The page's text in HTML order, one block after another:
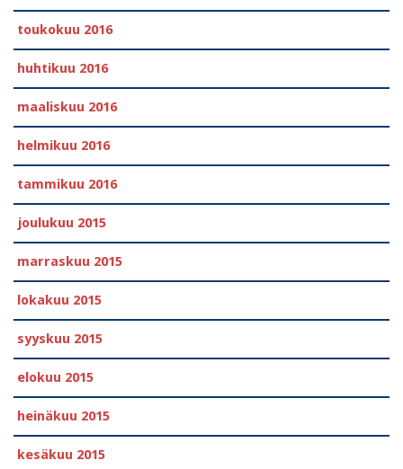
toukokuu 2016
huhtikuu 2016
maaliskuu 2016
helmikuu 2016
tammikuu 2016
joulukuu 2015
marraskuu 2015
lokakuu 2015
syyskuu 2015
elokuu 2015
heinäkuu 2015
kesäkuu 2015